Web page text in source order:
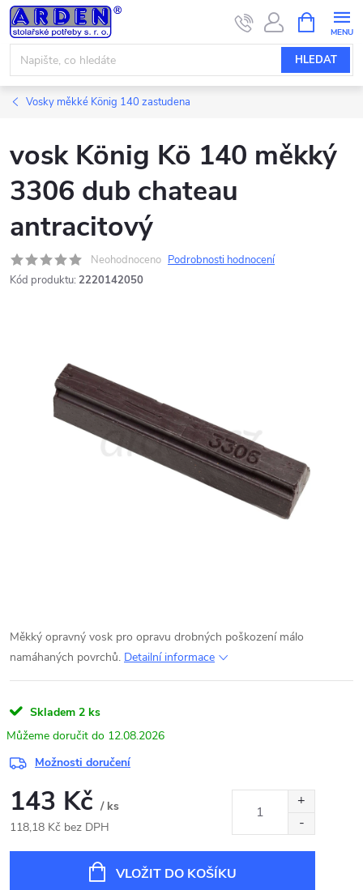
Přejít
na
obsah
HLEDAT
NÁKUPNÍ
KOŠÍK
Vosky měkké König 140 zastudena
vosk König Kö 140 měkký
3306 dub chateau
antracitový
Neohodnoceno Podrobnosti hodnocení
Kód produktu: 2220142050
Měkký opravný vosk pro opravu drobných poškození málo
namáhaných povrchů. Detailní informace
Skladem 2 ks
12.08.2026
Možnosti doručení
143 Kč / ks
118,18 Kč bez DPH
VLOŽIT DO KOŠÍKU